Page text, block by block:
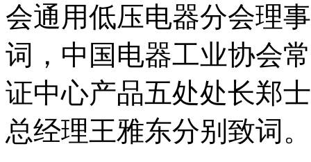
会通用低压电器分会理
词，中国电器工业协会
证中心产品五处处长郑
总经理王雅东分别致词。